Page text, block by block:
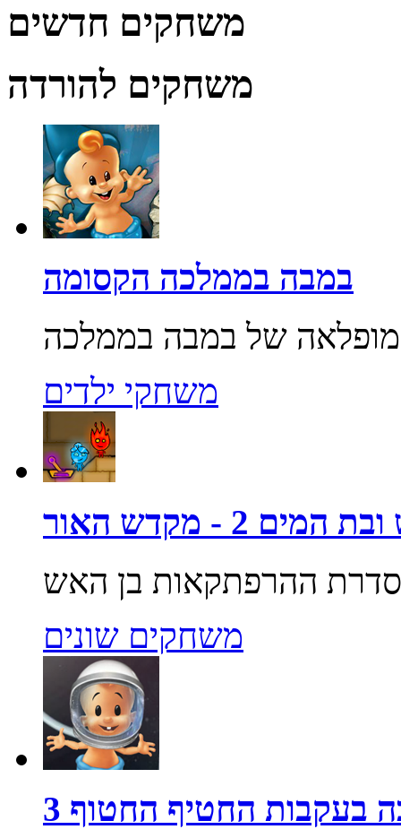
משחקים חדשים
משחקים להורדה
במבה בממלכה הקסומה
משחקי ילדים
2 - מקדש האור
משחקים שונים
בעקבות החטיף החטוף 3